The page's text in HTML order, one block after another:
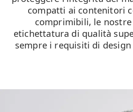
compatti ai contenitori
comprimibili, le
etichettatura di qualità
sempre i requisiti di